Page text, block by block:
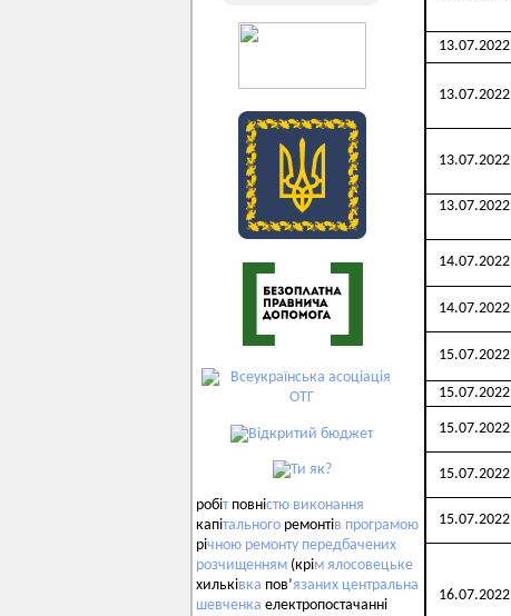
робітповністю виконання
капітального ремонтів програмою
річною ремонту передбачених
розчищенням (крім ялосовецьке
хильківка пов’язаних центральна
шевченка електропостачанні
13.07.2022
13.07.2022
13.07.2022
13.07.2022
14.07.2022
14.07.2022
15.07.2022
15.07.2022
15.07.2022
15.07.2022
15.07.2022
16.07.2022